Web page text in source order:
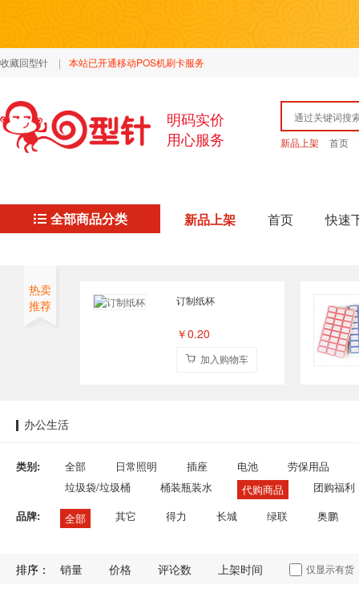
收藏回型针 | 本站已开通移动POS机刷卡服务
明码实价
用心服务
新品上架 首页
全部商品分类 新品上架 首页 快速
热卖
推荐
订制纸杯
￥0.20
加入购物车
办公生活
类别: 全部 日常照明 插座 电池
劳保用品
垃圾袋/垃圾桶
桶装瓶装水 代购商品
团购福利
品牌:
全部 其它 得力 长城 绿联 奥鹏
排序： 销量 价格 评论数 上架时间 仅显示有货